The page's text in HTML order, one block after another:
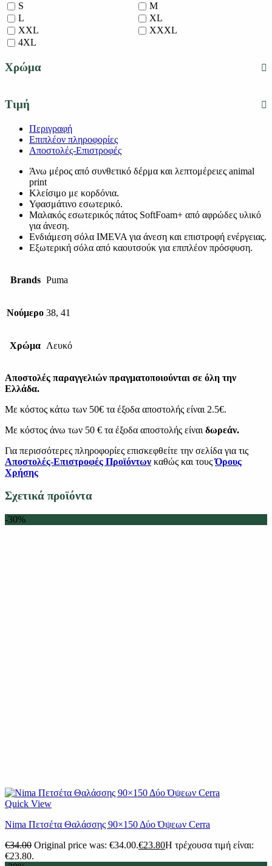
S
M
L
XL
XXL
XXXL
4XL
Χρώμα
Τιμή
Περιγραφή
Επιπλέον πληροφορίες
Αποστολές-Επιστροφές
Άνω μέρος από συνθετικό δέρμα και λεπτομέρειες animal
print
Κλείσιμο με κορδόνια.
Υφασμάτινο εσωτερικό.
Μαλακός εσωτερικός πάτος SoftFoam+ από αφρώδες υλικό
για άνεση.
Ενδιάμεση σόλα IMEVA για άνεση και επιστροφή ενέργειας.
Εξωτερική σόλα από καουτσούκ για επιπλέον πρόσφυση.
Brands Puma
Νούμερο 38, 41
Χρώμα Λευκό
Αποστολές παραγγελιών πραγματοποιούνται σε όλη την
Ελλάδα.
Με κόστος κάτω των 50€ τα έξοδα αποστολής είναι 2.5€.
Με κόστος άνω των 50 € τα έξοδα αποστολής είναι δωρεάν.
Για περισσότερες πληροφορίες επισκεφθείτε την σελίδα για τις
Αποστολές-Επιστροφές Προϊόντων καθώς και τουςΌρους
Χρήσης
Σχετικά προϊόντα
-30%
Quick View
Nima Πετσέτα Θαλάσσης 90×150 Δύο Όψεων Cerra
€34.00 Original price was: €34.00.€23.80Η τρέχουσα τιμή είναι:
€23.80.